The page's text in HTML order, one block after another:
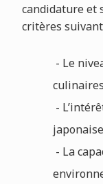
candidature et
critères
- Le
-
- La